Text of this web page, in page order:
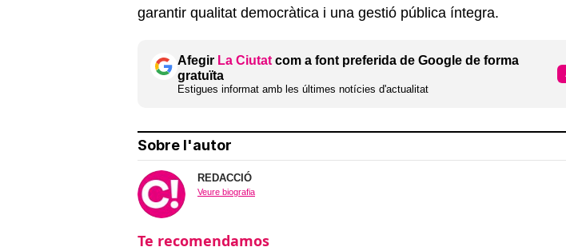
garantir qualitat democràtica i una gestió pública íntegra.
Afegir La Ciutat com a font preferida de Google de forma
gratuïta
Estigues informat amb les últimes notícies d'actualitat
Sobre l'autor
REDACCIÓ
Veure biografia